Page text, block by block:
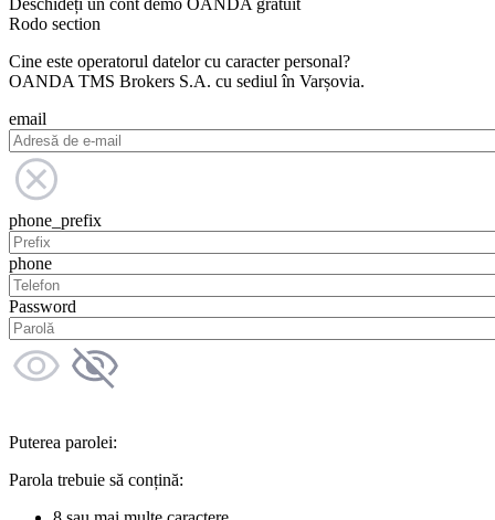
Deschideți un cont demo OANDA gratuit
Rodo section
Cine este operatorul datelor cu caracter personal?
OANDA TMS Brokers S.A. cu sediul în Varșovia.
email
phone_prefix
phone
Password
Puterea parolei:
Parola trebuie să conțină: